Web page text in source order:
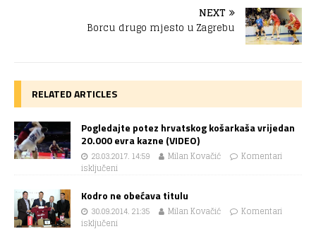
NEXT
Borcu drugo mjesto u Zagrebu
RELATED ARTICLES
Pogledajte potez hrvatskog košarkaša vrijedan
20.000 evra kazne (VIDEO)
28.03.2017. 14:59 Milan Kovačić
Komentari
isključeni
Kodro ne obećava titulu
30.09.2014. 21:35 Milan Kovačić
Komentari
isključeni